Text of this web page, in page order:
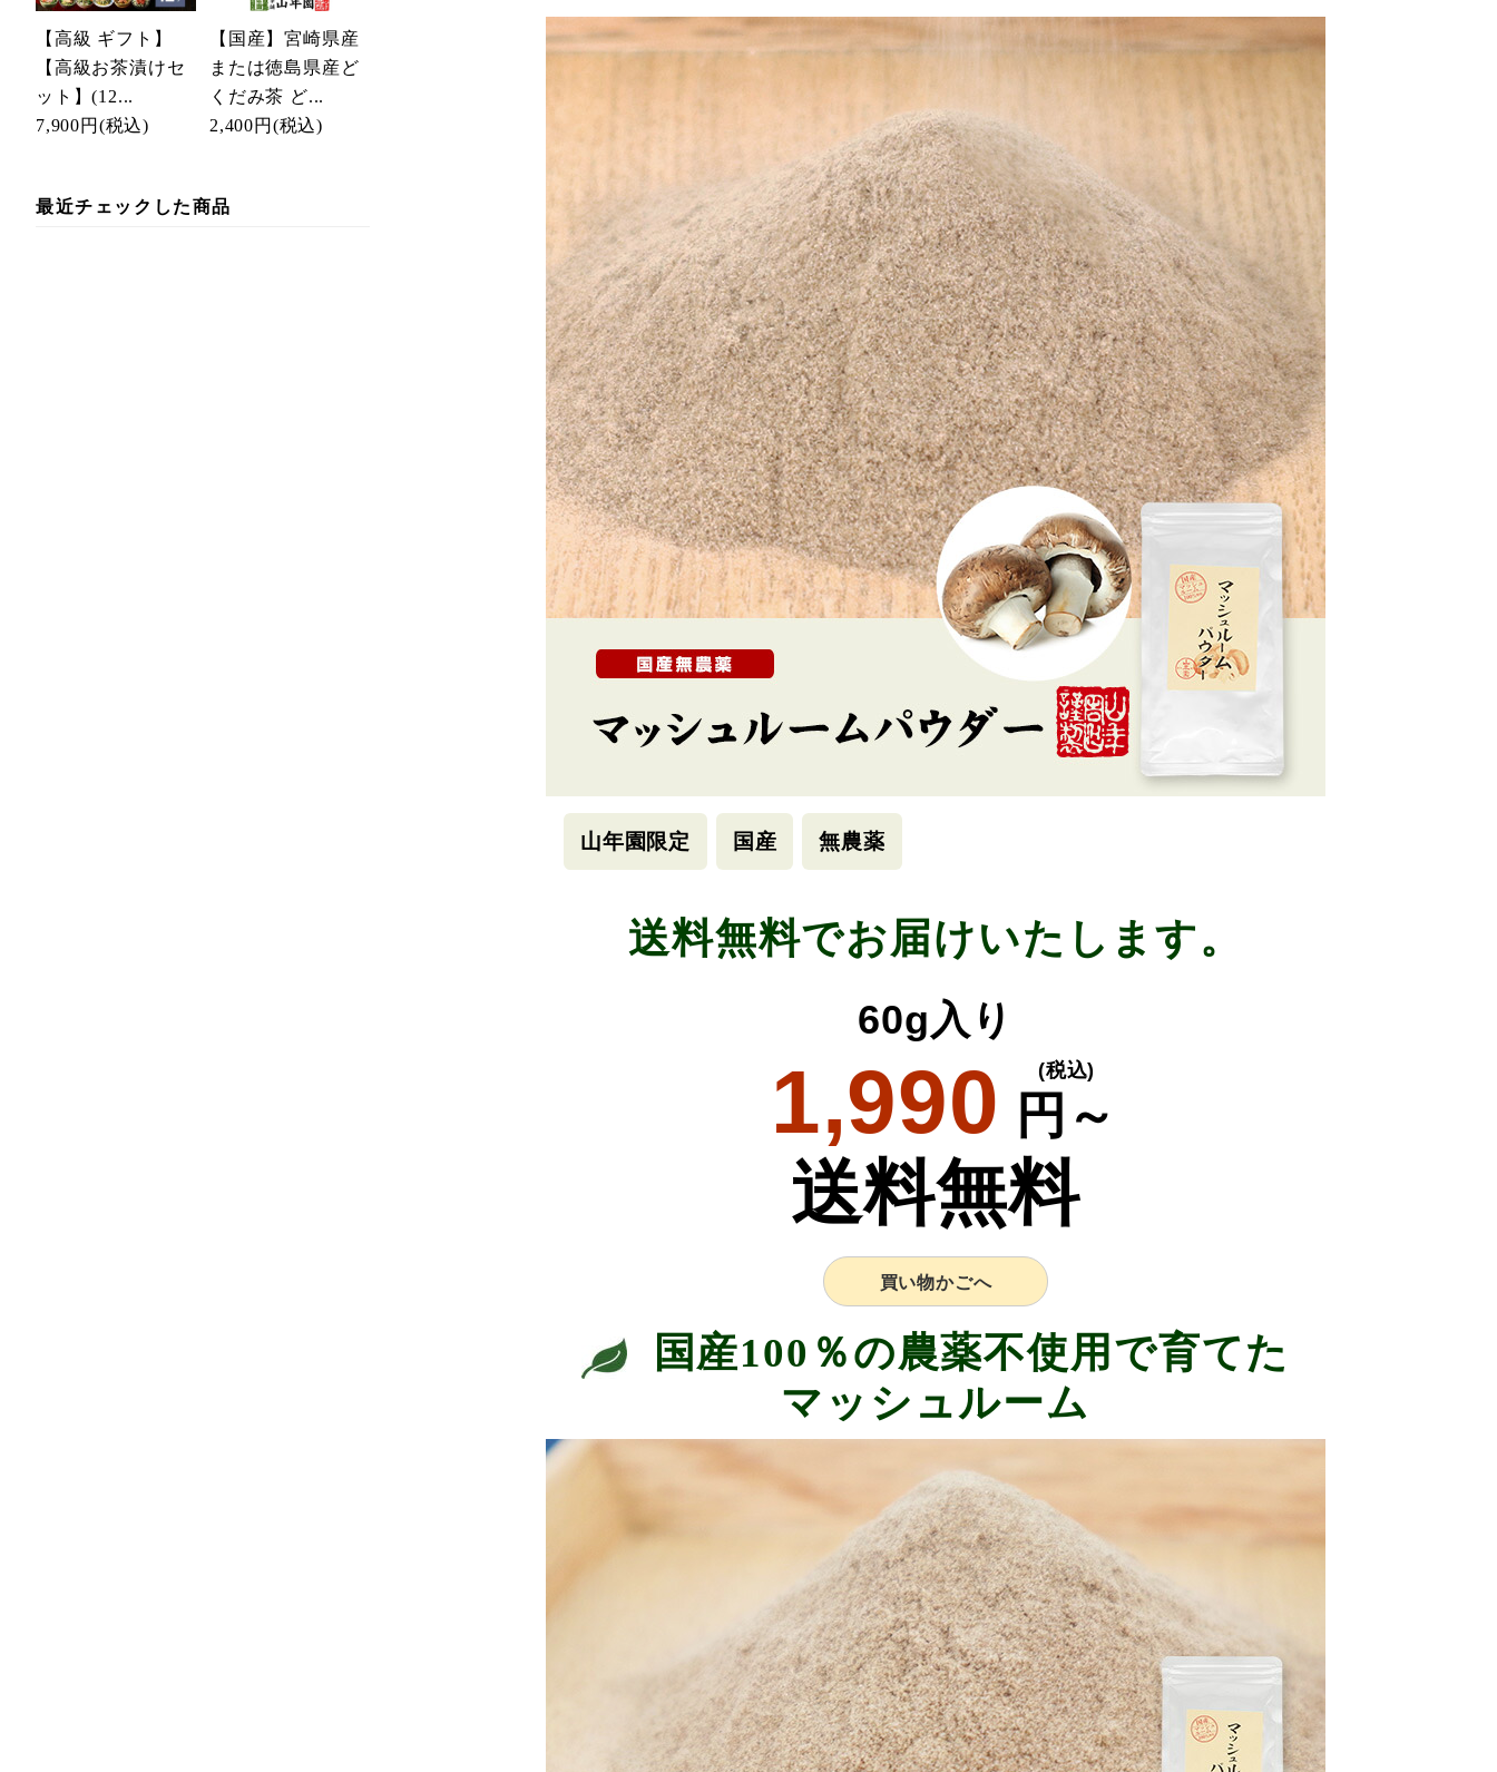
【高級 ギフト】
【高級お茶漬けセ
ット】(12...
7,900円 (税込)
【国産】宮崎県産
または徳島県産ど
くだみ茶 ど...
2,400円 (税込)
最近チェックした商品
山年園限定 国産 無農薬
送料無料でお届けいたします。
60g入り
1,990 円～
(税込)
送料無料
買い物かごへ
国産100％の農薬不使用で育てた
マッシュルーム